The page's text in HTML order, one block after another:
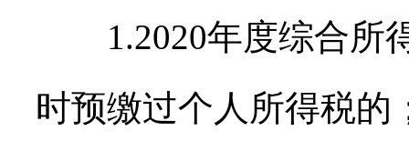
1.2020年度综合所
时预缴过个人所得税的